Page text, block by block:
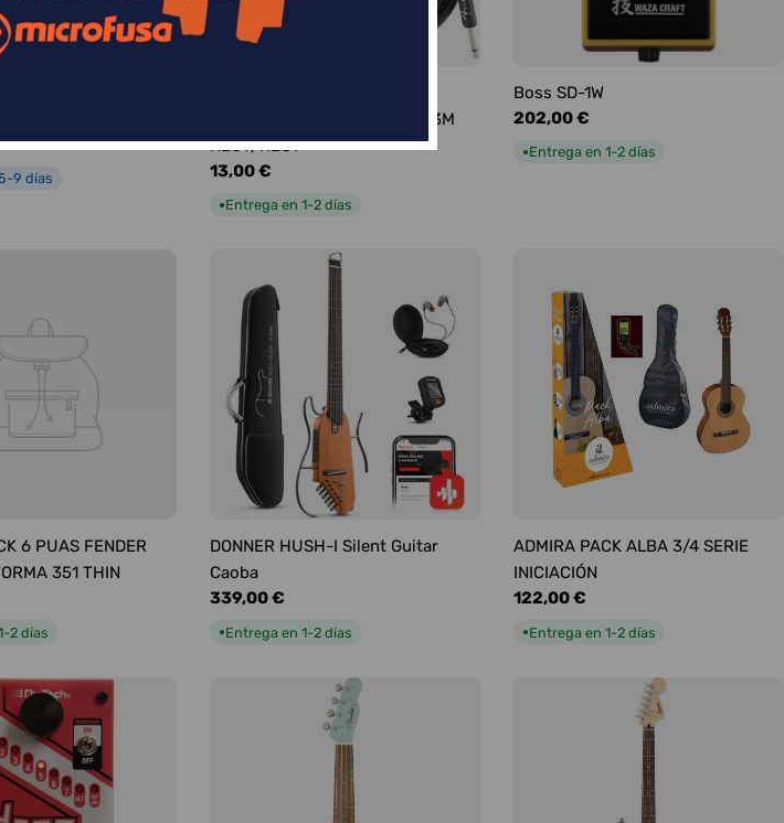
9 días
INTRUMENTO PROFESIONAL 3M
RECT/RECT
Precio
13,00 €
●Entrega en 1-2 días
Boss SD-1W
Precio
202,00 €
●Entrega en 1-2 días
6 PUAS FENDER
351 THIN
2 días
DONNER HUSH-I Silent Guitar
Caoba
Precio
339,00 €
●Entrega en 1-2 días
ADMIRA PACK ALBA 3/4 SERIE
INICIACIÓN
Precio
122,00 €
●Entrega en 1-2 días